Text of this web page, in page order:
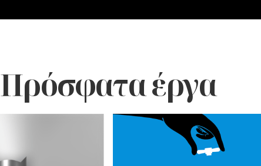
Πρόσφατα έργα